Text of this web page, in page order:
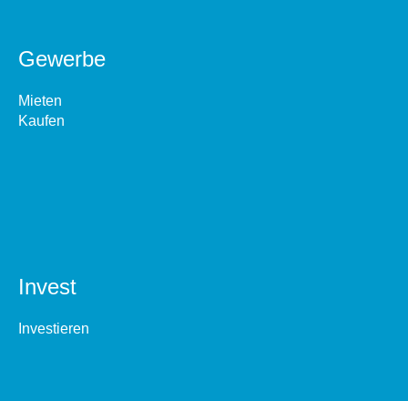
Gewerbe
Mieten
Kaufen
Invest
Investieren